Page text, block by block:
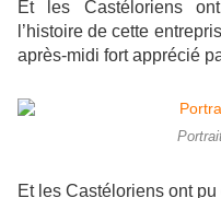
Et les Castéloriens
l’histoire de cette
après-midi fort apprécié
Et les Castéloriens ont